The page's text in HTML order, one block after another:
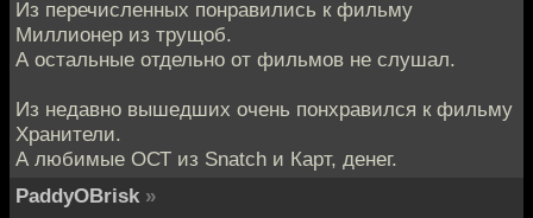
Из перечисленных понравились к фильму
Миллионер из трущоб.
А остальные отдельно от фильмов не слушал.
Из недавно вышедших очень понхравился к фильму
Хранители.
А любимые ОСТ из Snatch и Карт, денег.
PaddyOBrisk »